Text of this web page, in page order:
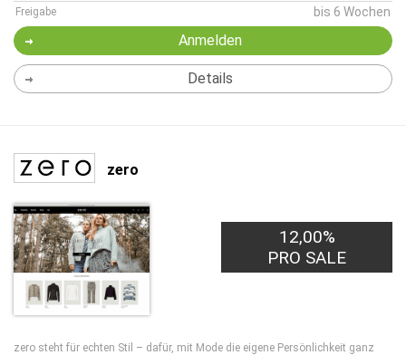
Freigabe bis 6 Wochen
Anmelden
Details
zero
12,00%
PRO SALE
zero steht für echten Stil – dafür, mit Mode die eigene Persönlichkeit ganz